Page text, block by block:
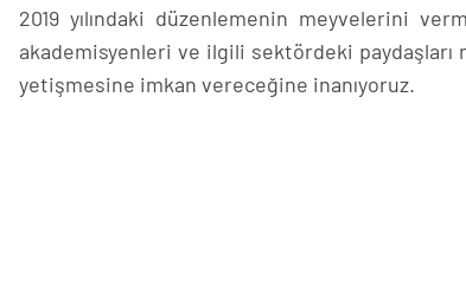
2019 yılındaki düzenlemenin meyvelerini
akademisyenleri ve ilgili sektördeki
yetişmesine imkan vereceğine inanıyoruz.